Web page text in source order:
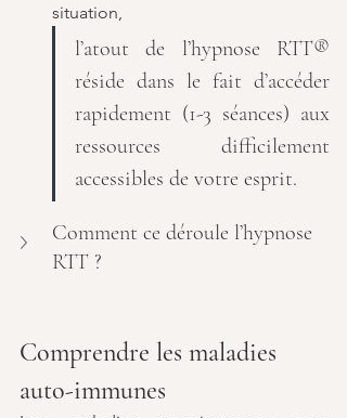
situation,
l’atout de l’hypnose RTT®
réside dans le fait d’accéder
rapidement (1-3 séances) aux
ressources difficilement
accessibles de votre esprit.
Comment ce déroule l’hypnose
RTT ?
Comprendre les maladies
auto-immunes